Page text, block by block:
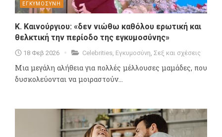
ΕΓΚΥΜΟΣΥΝΗ
Κ. Καινούργιου: «δεν νιώθω καθόλου ερωτική και
θελκτική την περίοδο της εγκυμοσύνης»
18 Φεβ 2026 Celebrities Εγκυμοσύνη Σεξ και σχέσεις
Μια μεγάλη αλήθεια για πολλές μέλλουσες μαμάδες, που
δυσκολεύονται να μοιραστούν...